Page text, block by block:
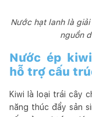
Nước hạt lanh là
nguồn
Nước ép
hỗ trợ cấu
Kiwi là loại trái cây
năng thúc đẩy sản